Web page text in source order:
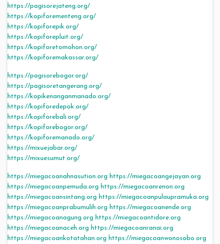
https://pagisorejateng.org/
https://kopiforementeng.org/
https://kopiforepik.org/
https://kopiforepluit.org/
https://kopiforetomohon.org/
https://kopiforemakassar.org/
https://pagisorebogor.org/
https://pagisoretangerang.org/
https://kopikenanganmanado.org/
https://kopiforedepok.org/
https://kopiforebali.org/
https://kopiforebogor.org/
https://kopiforemanado.org/
https://mixuejabar.org/
https://mixuesumut.org/
https://miegacoanahnasution.org https://miegacoangejayan.org
https://miegacoanpemuda.org https://miegacoanrenon.org
https://miegacoansintang.org https://miegacoanpulaupramuka.org
https://miegacoanprabumulih.org https://miegacoanende.org
https://miegacoanagung.org https://miegacoantidore.org
https://miegacoanaceh.org https://miegacoanranai.org
https://miegacoankotatahan.org https://miegacoanwonosobo.org